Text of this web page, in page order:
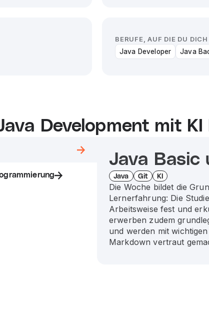
BERUFE, AUF DIE DU
Java Developer
Java
Development mit
Java Basic
Java Git KI
Die Woche bildet die
Lernerfahrung: Die
Arbeitsweise fest und
erwerben zudem
und werden mit
Markdown vertraut